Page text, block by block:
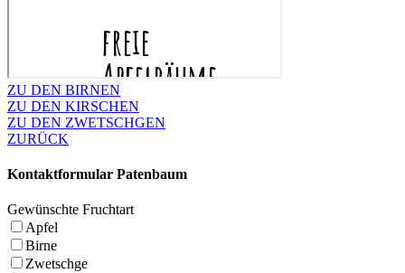
ZU DEN BIRNEN
ZU DEN KIRSCHEN
ZU DEN ZWETSCHGEN
ZURÜCK
Kontaktformular Patenbaum
Gewünschte Fruchtart
Apfel
Birne
Zwetschge